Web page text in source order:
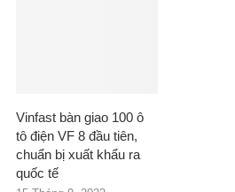
Vinfast bàn giao 100 ô
tô điện VF 8 đầu tiên,
chuẩn bị xuất khẩu ra
quốc tế